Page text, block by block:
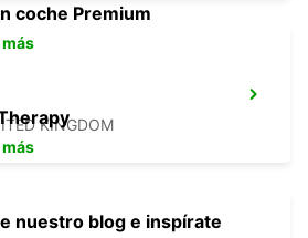
KINGDOM
coche Premium
nuestro blog e inspírate